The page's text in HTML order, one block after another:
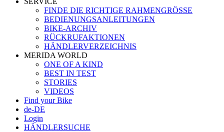
FINDE DIE RICHTIGE RAHMENGRÖSSE
BEDIENUNGSANLEITUNGEN
BIKE-ARCHIV
RÜCKRUFAKTIONEN
HÄNDLERVERZEICHNIS
MERIDA WORLD
ONE OF A KIND
BEST IN TEST
STORIES
VIDEOS
Find your Bike
de-DE
Login
HÄNDLERSUCHE